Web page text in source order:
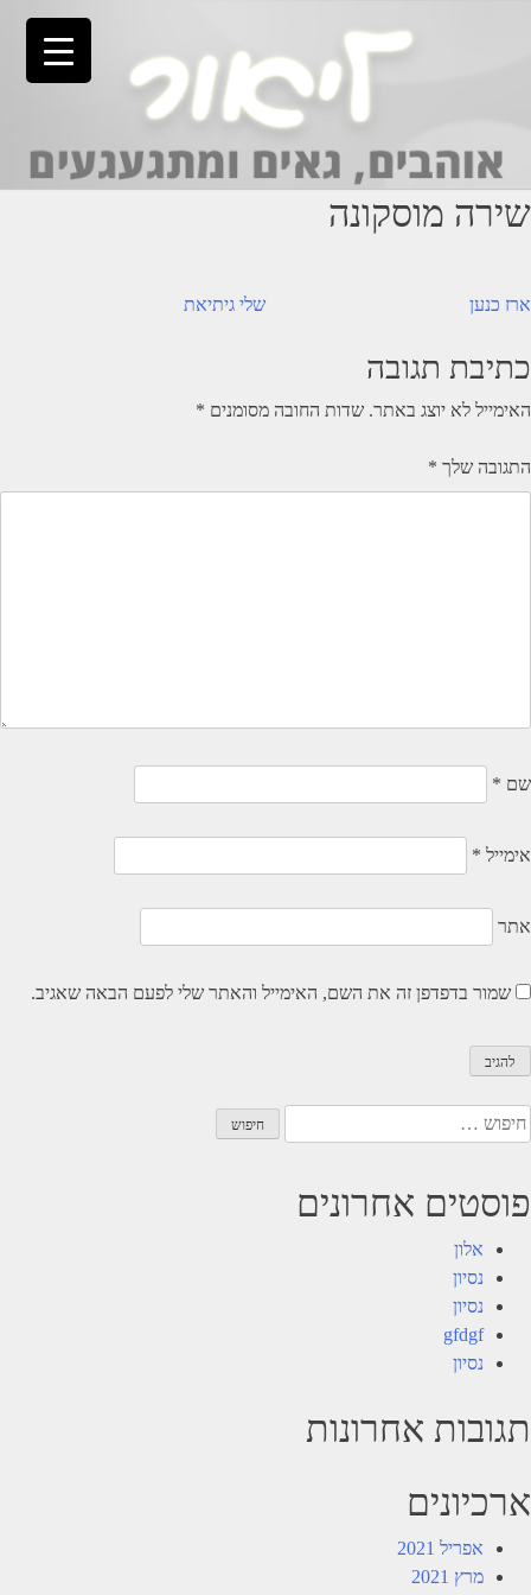
שירה מוסקונה
ניווט שלי גיתיאת ארז כנען
כתיבת תגובה
האימייל לא יוצג באתר. שדות החובה מסומנים *
התגובה שלך *
שם *
אימייל *
אתר
שמור בדפדפן זה את השם, האימייל והאתר שלי לפעם הבאה שאגיב.
חיפוש:
פוסטים אחרונים
אלון
נסיון
נסיון
gfdgf
נסיון
תגובות אחרונות
ארכיונים
אפריל 2021
מרץ 2021